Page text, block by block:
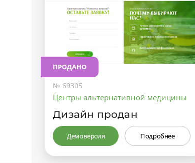
ПРОДАНО
№ 69305
Центры альтернативной медицины
Дизайн продан
Демоверсия Подробнее